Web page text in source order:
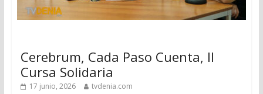
Cerebrum, Cada Paso Cuenta, II
Cursa Solidaria
17 junio, 2026 tvdenia.com